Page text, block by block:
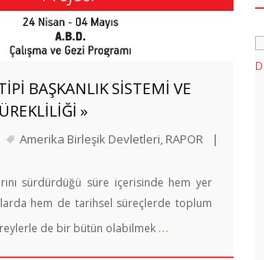
BAŞKANLIK SİSTEMİ VE
»
Amerika Birleşik Devletleri, RAPOR
|
sürdürdüğü süre içerisinde hem yer
hem de tarihsel süreçlerde toplum
de bir bütün olabilmek …